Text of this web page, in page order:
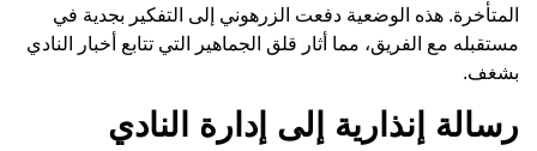
المتأخرة. هذه الوضعية دفعت الزرهوني إلى التفكير بجدية في
مستقبله مع الفريق، مما أثار قلق الجماهير التي تتابع أخبار النادي
بشغف.
رسالة إنذارية إلى إدارة النادي